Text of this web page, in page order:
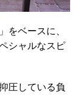
をベースに、
シャルなスピ
圧している負